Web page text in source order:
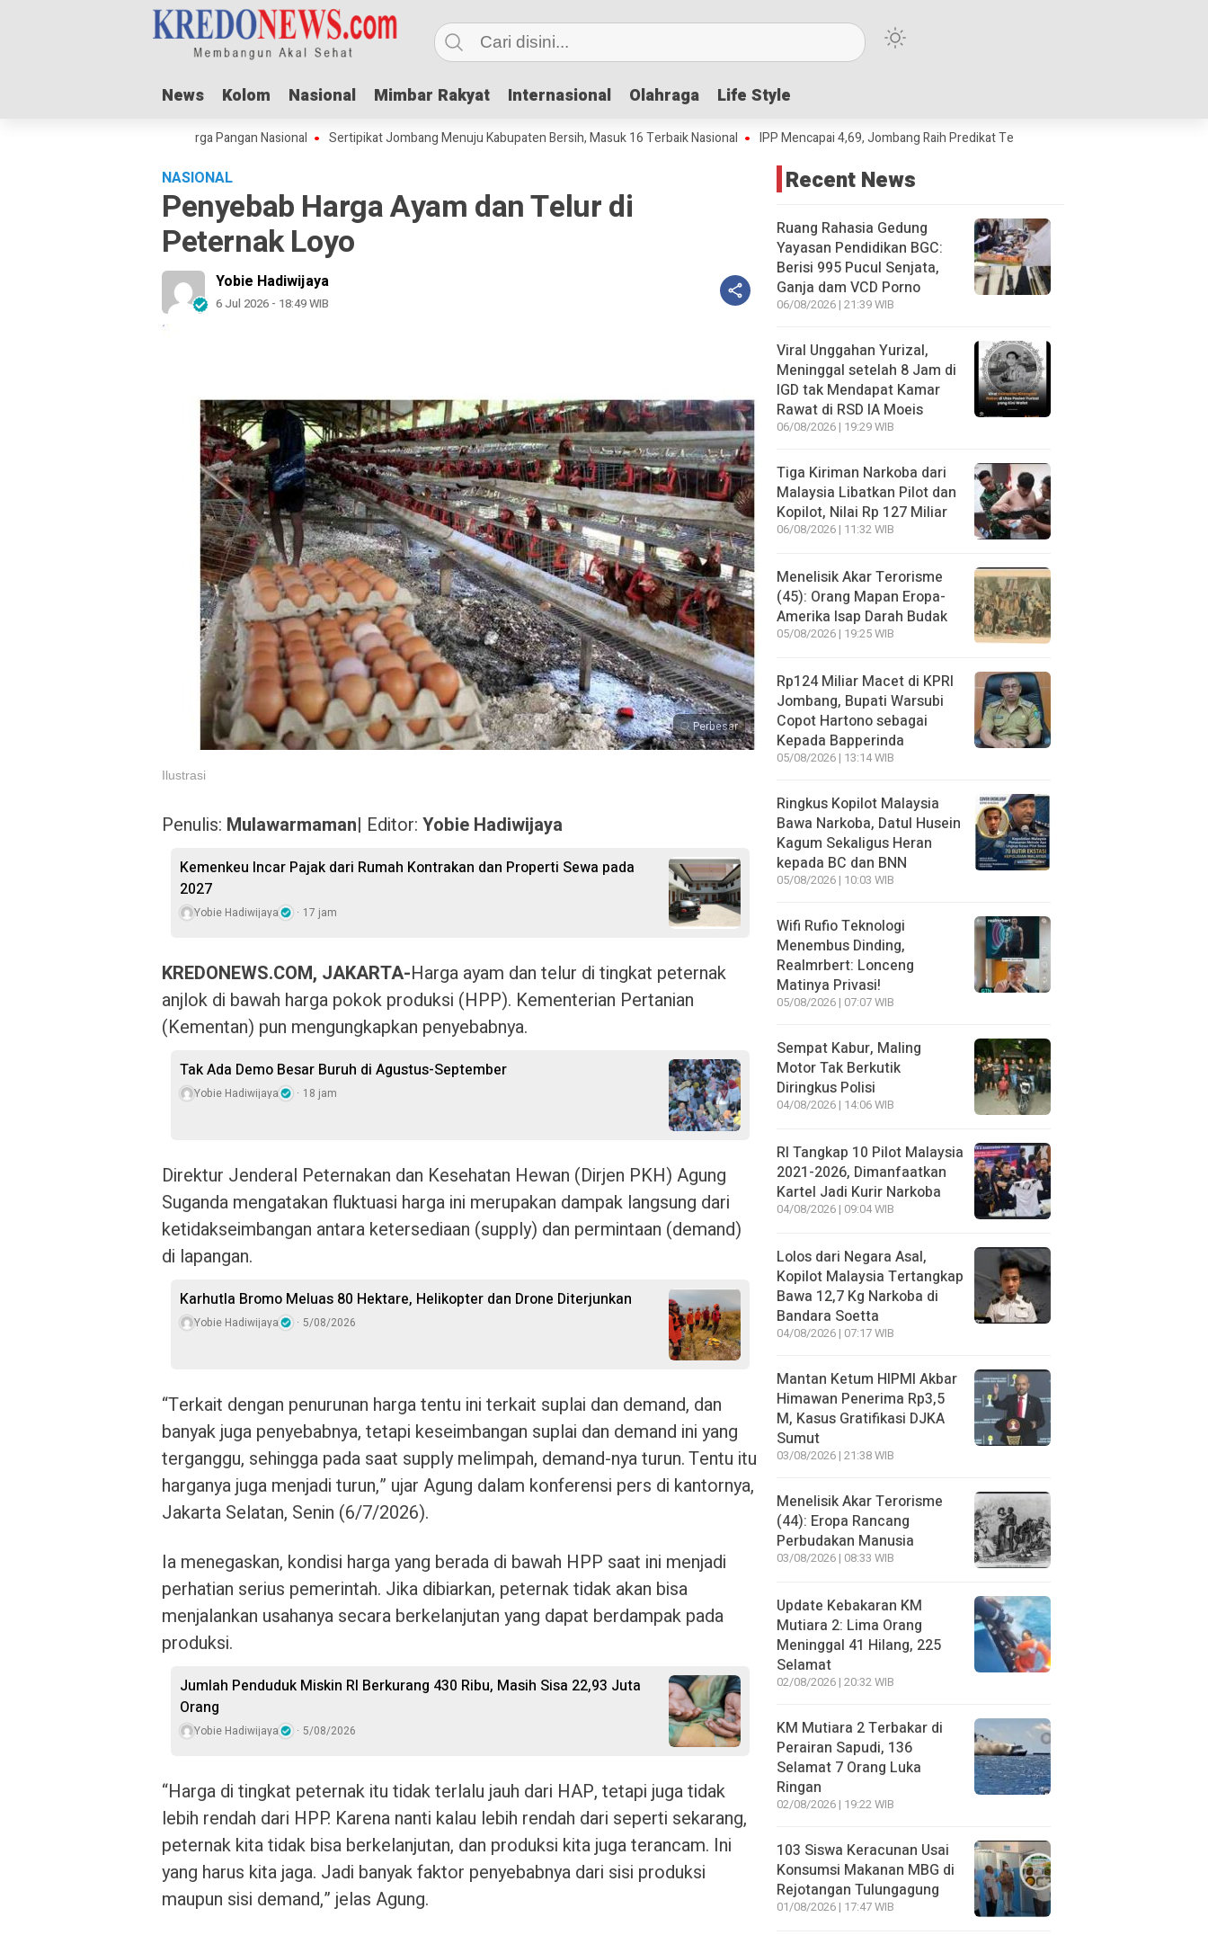
News Kolom Nasional Mimbar Rakyat Internasional Olahraga Life Style
News Kolom Nasional Mimbar Rakyat Internasional Olahraga Life Style
Dorong Lonjakan Harga Pangan Nasional Sertipikat Jombang Menuju Kabupaten Bersih, Masuk 16 Terbaik Nasional IPP Mencapai 4,69, Jombang Raih Predikat Terbaik Jawa Timur dan Peringkat III Nasional
NASIONAL
Penyebab Harga Ayam dan Telur di
Peternak Loyo
Yobie Hadiwijaya
6 Jul 2026 - 18:49 WIB
Perbesar
Ilustrasi
Penulis: Mulawarmaman| Editor: Yobie Hadiwijaya
Kemenkeu Incar Pajak dari Rumah Kontrakan dan Properti Sewa pada
2027
Yobie Hadiwijaya 17 jam
KREDONEWS.COM, JAKARTA-Harga ayam dan telur di tingkat peternak
anjlok di bawah harga pokok produksi (HPP). Kementerian Pertanian
(Kementan) pun mengungkapkan penyebabnya.
Tak Ada Demo Besar Buruh di Agustus-September
Yobie Hadiwijaya 18 jam
Direktur Jenderal Peternakan dan Kesehatan Hewan (Dirjen PKH) Agung
Suganda mengatakan fluktuasi harga ini merupakan dampak langsung dari
ketidakseimbangan antara ketersediaan (supply) dan permintaan (demand)
di lapangan.
Karhutla Bromo Meluas 80 Hektare, Helikopter dan Drone Diterjunkan
Yobie Hadiwijaya 5/08/2026
“Terkait dengan penurunan harga tentu ini terkait suplai dan demand, dan
banyak juga penyebabnya, tetapi keseimbangan suplai dan demand ini yang
terganggu, sehingga pada saat supply melimpah, demand-nya turun. Tentu itu
harganya juga menjadi turun,” ujar Agung dalam konferensi pers di kantornya,
Jakarta Selatan, Senin (6/7/2026).
Ia menegaskan, kondisi harga yang berada di bawah HPP saat ini menjadi
perhatian serius pemerintah. Jika dibiarkan, peternak tidak akan bisa
menjalankan usahanya secara berkelanjutan yang dapat berdampak pada
produksi.
Jumlah Penduduk Miskin RI Berkurang 430 Ribu, Masih Sisa 22,93 Juta
Orang
Yobie Hadiwijaya 5/08/2026
“Harga di tingkat peternak itu tidak terlalu jauh dari HAP, tetapi juga tidak
lebih rendah dari HPP. Karena nanti kalau lebih rendah dari seperti sekarang,
peternak kita tidak bisa berkelanjutan, dan produksi kita juga terancam. Ini
yang harus kita jaga. Jadi banyak faktor penyebabnya dari sisi produksi
maupun sisi demand,” jelas Agung.
Recent News
Ruang Rahasia Gedung
Yayasan Pendidikan BGC:
Berisi 995 Pucul Senjata,
Ganja dam VCD Porno
06/08/2026 | 21:39 WIB
Viral Unggahan Yurizal,
Meninggal setelah 8 Jam di
IGD tak Mendapat Kamar
Rawat di RSD IA Moeis
06/08/2026 | 19:29 WIB
Tiga Kiriman Narkoba dari
Malaysia Libatkan Pilot dan
Kopilot, Nilai Rp 127 Miliar
06/08/2026 | 11:32 WIB
Menelisik Akar Terorisme
(45): Orang Mapan Eropa-
Amerika Isap Darah Budak
05/08/2026 | 19:25 WIB
Rp124 Miliar Macet di KPRI
Jombang, Bupati Warsubi
Copot Hartono sebagai
Kepada Bapperinda
05/08/2026 | 13:14 WIB
Ringkus Kopilot Malaysia
Bawa Narkoba, Datul Husein
Kagum Sekaligus Heran
kepada BC dan BNN
05/08/2026 | 10:03 WIB
Wifi Rufio Teknologi
Menembus Dinding,
Realmrbert: Lonceng
Matinya Privasi!
05/08/2026 | 07:07 WIB
Sempat Kabur, Maling
Motor Tak Berkutik
Diringkus Polisi
04/08/2026 | 14:06 WIB
RI Tangkap 10 Pilot Malaysia
2021-2026, Dimanfaatkan
Kartel Jadi Kurir Narkoba
04/08/2026 | 09:04 WIB
Lolos dari Negara Asal,
Kopilot Malaysia Tertangkap
Bawa 12,7 Kg Narkoba di
Bandara Soetta
04/08/2026 | 07:17 WIB
Mantan Ketum HIPMI Akbar
Himawan Penerima Rp3,5
M, Kasus Gratifikasi DJKA
Sumut
03/08/2026 | 21:38 WIB
Menelisik Akar Terorisme
(44): Eropa Rancang
Perbudakan Manusia
03/08/2026 | 08:33 WIB
Update Kebakaran KM
Mutiara 2: Lima Orang
Meninggal 41 Hilang, 225
Selamat
02/08/2026 | 20:32 WIB
KM Mutiara 2 Terbakar di
Perairan Sapudi, 136
Selamat 7 Orang Luka
Ringan
02/08/2026 | 19:22 WIB
103 Siswa Keracunan Usai
Konsumsi Makanan MBG di
Rejotangan Tulungagung
01/08/2026 | 17:47 WIB